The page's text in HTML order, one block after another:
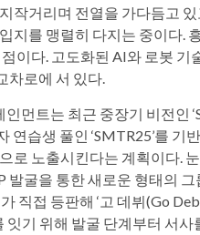
작거리며 전열을 가다듬고 있
지를 맹렬히 다지는 중이다.
이다. 고도화된 AI와 로봇 기
차로에 서 있다.
먼트는 최근 중장기 비전인
습생 풀인 ‘SMTR25’를 기
로 노출시킨다는 계획이다.
발굴을 통한 새로운 형태의
직접 등판해 ‘고 데뷔(Go
기 위해 발굴 단계부터 서사